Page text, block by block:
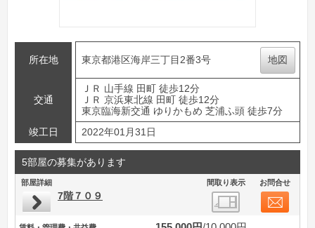
所在地 東京都港区海岸三丁目2番3号 地図
交通
ＪＲ 山手線 田町 徒歩12分
ＪＲ 京浜東北線 田町 徒歩12分
東京臨海新交通 ゆりかもめ 芝浦ふ頭 徒歩7分
竣工日
2022年01月31日
5部屋の募集があります
部屋詳細 間取り表示 お問合せ
7階７０９